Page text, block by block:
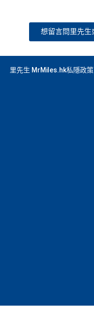
想留言問里先生
里先生 MrMiles.hk私隱政策